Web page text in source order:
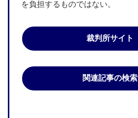
を負担するものではない。
裁判所サイト
関連記事の検索